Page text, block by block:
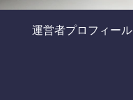
運営者プロフィール